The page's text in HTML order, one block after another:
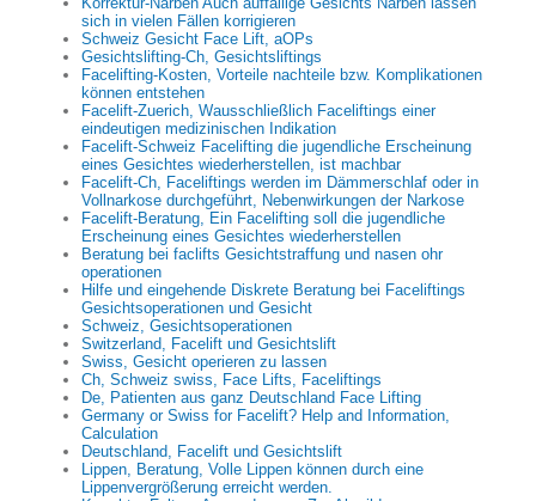
sich in vielen Fällen korrigieren
Schweiz Gesicht Face Lift, aOPs
Gesichtslifting-Ch, Gesichtsliftings
Facelifting-Kosten, Vorteile nachteile bzw. Komplikationen
können entstehen
Facelift-Zuerich, Wausschließlich Faceliftings einer
eindeutigen medizinischen Indikation
Facelift-Schweiz Facelifting die jugendliche Erscheinung
eines Gesichtes wiederherstellen, ist machbar
Facelift-Ch, Faceliftings werden im Dämmerschlaf oder in
Vollnarkose durchgeführt, Nebenwirkungen der Narkose
Facelift-Beratung, Ein Facelifting soll die jugendliche
Erscheinung eines Gesichtes wiederherstellen
Beratung bei faclifts Gesichtstraffung und nasen ohr
operationen
Hilfe und eingehende Diskrete Beratung bei Faceliftings
Gesichtsoperationen und Gesicht
Schweiz, Gesichtsoperationen
Switzerland, Facelift und Gesichtslift
Swiss, Gesicht operieren zu lassen
Ch, Schweiz swiss, Face Lifts, Faceliftings
De, Patienten aus ganz Deutschland Face Lifting
Germany or Swiss for Facelift? Help and Information,
Calculation
Deutschland, Facelift und Gesichtslift
Lippen, Beratung, Volle Lippen können durch eine
Lippenvergrößerung erreicht werden.